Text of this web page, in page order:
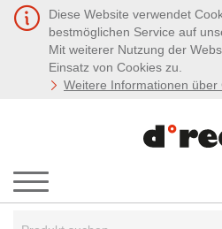
Diese Website verwendet
bestmöglichen Service auf
Mit weiterer Nutzung der
Einsatz von Cookies zu.
Weitere Informationen über
Menü